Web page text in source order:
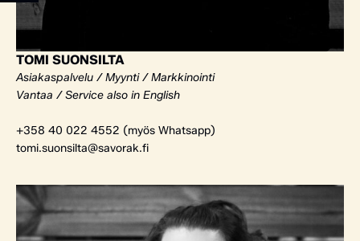
TOMI SUONSILTA
Asiakaspalvelu / Myynti / Markkinointi
Vantaa / Service also in English
+358 40 022 4552 (myös Whatsapp)
tomi.suonsilta@savorak.fi